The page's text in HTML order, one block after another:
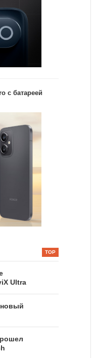
с батареей
Ultra
новый